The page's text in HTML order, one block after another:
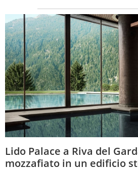
Lido Palace a Riva del
mozzafiato in un edificio